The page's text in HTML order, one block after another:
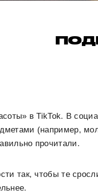
в TikTok. В
(например,
прочитали.
так, чтобы те